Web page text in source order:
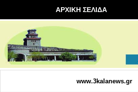
ΑΡΧΙΚΗ ΣΕΛΙΔΑ
www.3kalanews.gr